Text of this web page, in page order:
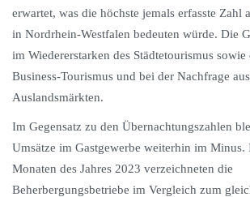
erwartet, was die höchste jemals erfasste Zahl
in Nordrhein-Westfalen bedeuten würde. Die
im Wiedererstarken des Städtetourismus
Business-Tourismus und bei der Nachfrage
Auslandsmärkten.
Im Gegensatz zu den Übernachtungszahlen
Umsätze im Gastgewerbe weiterhin im Minus.
Monaten des Jahres 2023 verzeichneten die
Beherbergungsbetriebe im Vergleich zum